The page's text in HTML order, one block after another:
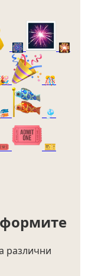
🎆 🎇
🎊
🎐
🎫
различни